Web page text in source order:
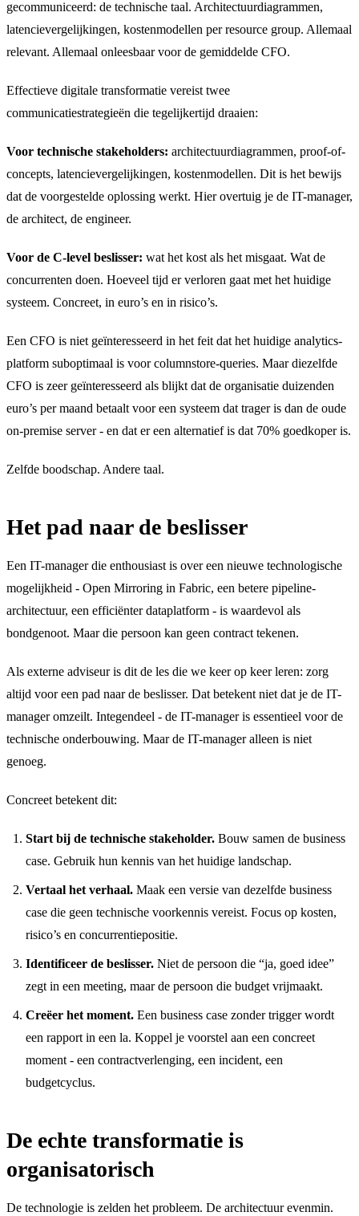
gecommuniceerd: de technische taal. Architectuurdiagrammen,
latencievergelijkingen, kostenmodellen per resource group. Allemaal
relevant. Allemaal onleesbaar voor de gemiddelde CFO.
Effectieve digitale transformatie vereist twee
communicatiestrategieën die tegelijkertijd draaien:
Voor technische stakeholders: architectuurdiagrammen, proof-of-
concepts, latencievergelijkingen, kostenmodellen. Dit is het bewijs
dat de voorgestelde oplossing werkt. Hier overtuig je de IT-manager,
de architect, de engineer.
Voor de C-level beslisser: wat het kost als het misgaat. Wat de
concurrenten doen. Hoeveel tijd er verloren gaat met het huidige
systeem. Concreet, in euro’s en in risico’s.
Een CFO is niet geïnteresseerd in het feit dat het huidige analytics-
platform suboptimaal is voor columnstore-queries. Maar diezelfde
CFO is zeer geïnteresseerd als blijkt dat de organisatie duizenden
euro’s per maand betaalt voor een systeem dat trager is dan de oude
on-premise server - en dat er een alternatief is dat 70% goedkoper is.
Zelfde boodschap. Andere taal.
Het pad naar de beslisser
Een IT-manager die enthousiast is over een nieuwe technologische
mogelijkheid - Open Mirroring in Fabric, een betere pipeline-
architectuur, een efficiënter dataplatform - is waardevol als
bondgenoot. Maar die persoon kan geen contract tekenen.
Als externe adviseur is dit de les die we keer op keer leren: zorg
altijd voor een pad naar de beslisser. Dat betekent niet dat je de IT-
manager omzeilt. Integendeel - de IT-manager is essentieel voor de
technische onderbouwing. Maar de IT-manager alleen is niet
genoeg.
Concreet betekent dit:
Start bij de technische stakeholder. Bouw samen de business
case. Gebruik hun kennis van het huidige landschap.
Vertaal het verhaal. Maak een versie van dezelfde business
case die geen technische voorkennis vereist. Focus op kosten,
risico’s en concurrentiepositie.
Identificeer de beslisser. Niet de persoon die “ja, goed idee”
zegt in een meeting, maar de persoon die budget vrijmaakt.
Creëer het moment. Een business case zonder trigger wordt
een rapport in een la. Koppel je voorstel aan een concreet
moment - een contractverlenging, een incident, een
budgetcyclus.
De echte transformatie is
organisatorisch
De technologie is zelden het probleem. De architectuur evenmin.